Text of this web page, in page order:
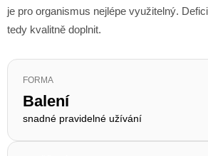
je pro organismus nejlépe využitelný.
tedy kvalitně doplnit.
FORMA
Balení
snadné pravidelné užívání